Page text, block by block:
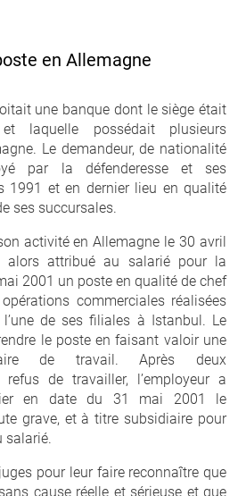
en Allemagne
une banque dont le siège était
laquelle possédait plusieurs
Le demandeur, de nationalité
par la défenderesse et ses
1991 et en dernier lieu en qualité
ses succursales.
activité en Allemagne le 30 avril
alors attribué au salarié pour la
2001 un poste en qualité de chef
commerciales réalisées
l’une de ses filiales à Istanbul. Le
le poste en faisant valoir une
de travail. Après deux
refus de travailler, l’employeur a
en date du 31 mai 2001 le
grave, et à titre subsidiaire pour
salarié.
pour leur faire reconnaître que
cause réelle et sérieuse et que